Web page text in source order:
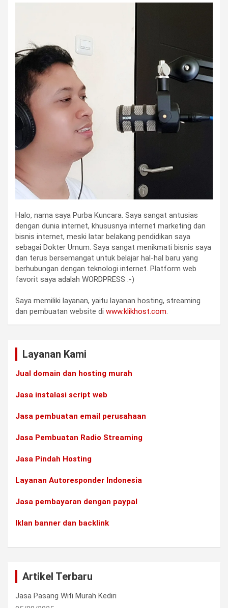
Halo, nama saya Purba Kuncara. Saya sangat antusias
dengan dunia internet, khususnya internet marketing dan
bisnis internet, meski latar belakang pendidikan saya
sebagai Dokter Umum. Saya sangat menikmati bisnis saya
dan terus bersemangat untuk belajar hal-hal baru yang
berhubungan dengan teknologi internet. Platform web
favorit saya adalah WORDPRESS :-)
Saya memiliki layanan, yaitu layanan hosting, streaming
dan pembuatan website di www.klikhost.com.
Layanan Kami
Jual domain dan hosting murah
Jasa instalasi script web
Jasa pembuatan email perusahaan
Jasa Pembuatan Radio Streaming
Jasa Pindah Hosting
Layanan Autoresponder Indonesia
Jasa pembayaran dengan paypal
Iklan banner dan backlink
Artikel Terbaru
Jasa Pasang Wifi Murah Kediri